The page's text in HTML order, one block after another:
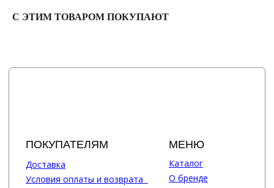
С ЭТИМ ТОВАРОМ ПОКУПАЮТ